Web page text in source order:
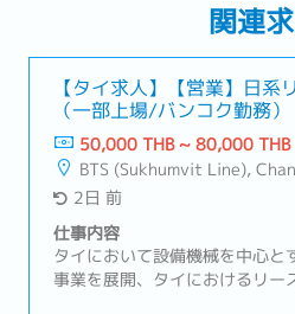
関連
【タイ求人】【営業】日系
（一部上場/バンコク勤務）
50,000 THB ~ 80,000 THB
BTS (Sukhumvit Line), Changwattana - Ngam Wong Wan, Lat
2日 前
仕事内容
タイにおいて設備機械を中心と
事業を展開、タイにおけるリー